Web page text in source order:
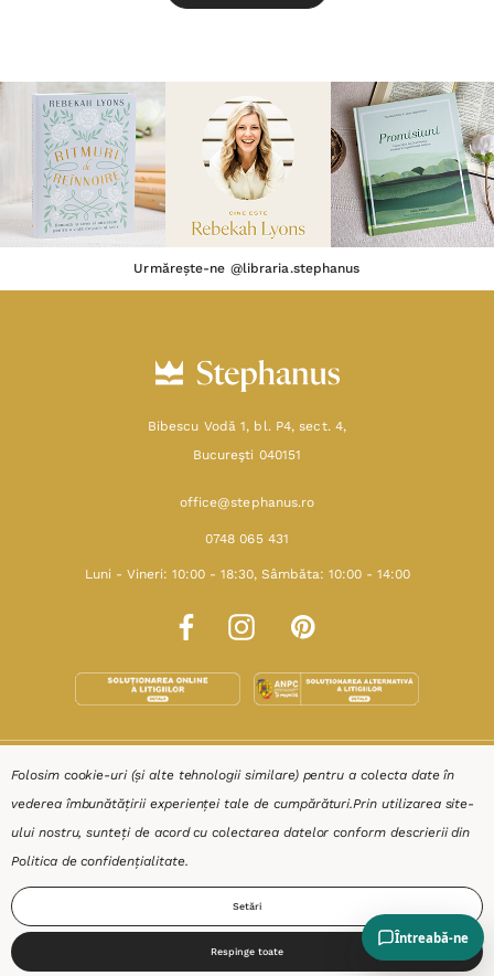
Urmărește-ne @libraria.stephanus
Bibescu Vodă 1, bl. P4, sect. 4,
Bucureşti 040151
office@stephanus.ro
0748 065 431
Luni - Vineri: 10:00 - 18:30, Sâmbăta: 10:00 - 14:00
SHOP
RESURSE
AJUTOR
DESPRE
Folosim cookie-uri (și alte tehnologii similare) pentru a colecta date în
vederea îmbunătățirii experienței tale de cumpărături.Prin utilizarea site-
ului nostru, sunteți de acord cu colectarea datelor conform descrierii din
Politica de confidențialitate.
Setări
Respinge toate